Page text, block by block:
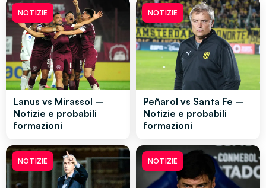
NOTIZIE
Lanus vs Mirassol –
Notizie e probabili
formazioni
NOTIZIE
Peñarol vs Santa Fe –
Notizie e probabili
formazioni
NOTIZIE NOTIZIE